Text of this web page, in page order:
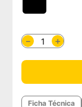
＋
－
Ficha Técnica